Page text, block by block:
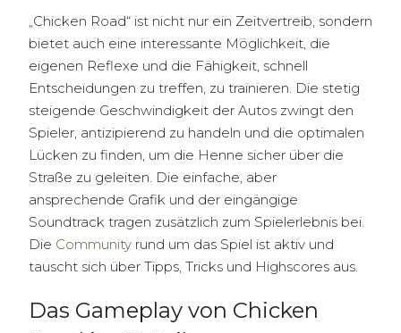
„Chicken Road“ ist nicht nur ein Zeitvertreib, sondern
bietet auch eine interessante Möglichkeit, die
eigenen Reflexe und die Fähigkeit, schnell
Entscheidungen zu treffen, zu trainieren. Die stetig
steigende Geschwindigkeit der Autos zwingt den
Spieler, antizipierend zu handeln und die optimalen
Lücken zu finden, um die Henne sicher über die
Straße zu geleiten. Die einfache, aber
ansprechende Grafik und der eingängige
Soundtrack tragen zusätzlich zum Spielerlebnis bei.
Die Community rund um das Spiel ist aktiv und
tauscht sich über Tipps, Tricks und Highscores aus.
Das Gameplay von Chicken